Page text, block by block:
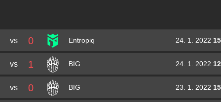
AdamWolfY
Bogdanxsepower
DaniilX5G7V
AlexALEXMcmeekin
William
Owensmooya
vs 0 Entropiq 24. 1. 2022
vs 1 BIG 24. 1. 2022
vs 0 BIG 23. 1. 2022